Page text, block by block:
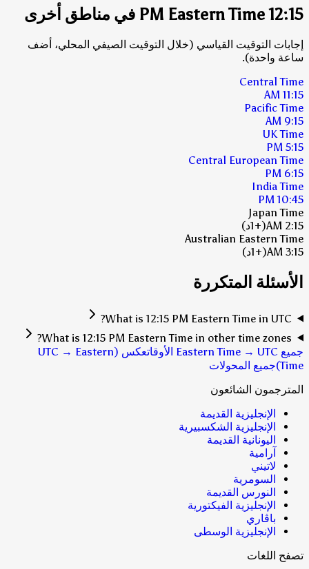
12:15 PM Eastern Time في مناطق أخرى
إجابات التوقيت القياسي (خلال التوقيت الصيفي المحلي، أضف
ساعة واحدة).
Central Time
11:15 AM
Pacific Time
9:15 AM
UK Time
5:15 PM
Central European Time
6:15 PM
India Time
10:45 PM
Japan Time
2:15 AM
(+1د)
Australian Eastern Time
3:15 AM
(+1د)
الأسئلة المتكررة
What is 12:15 PM Eastern Time in UTC?
What is 12:15 PM Eastern Time in other time zones?
جميع Eastern Time → UTC الأوقات
عكس (UTC → Eastern
Time) جميع المحولات
المترجمون الشائعون
الإنجليزية القديمة
الإنجليزية الشكسبيرية
اليونانية القديمة
آرامية
لاتيني
السومرية
النورس القديمة
الإنجليزية الفيكتورية
باڤاري
الإنجليزية الوسطى
تصفح اللغات